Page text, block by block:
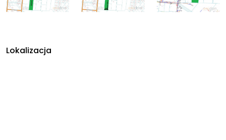
Lokalizacja